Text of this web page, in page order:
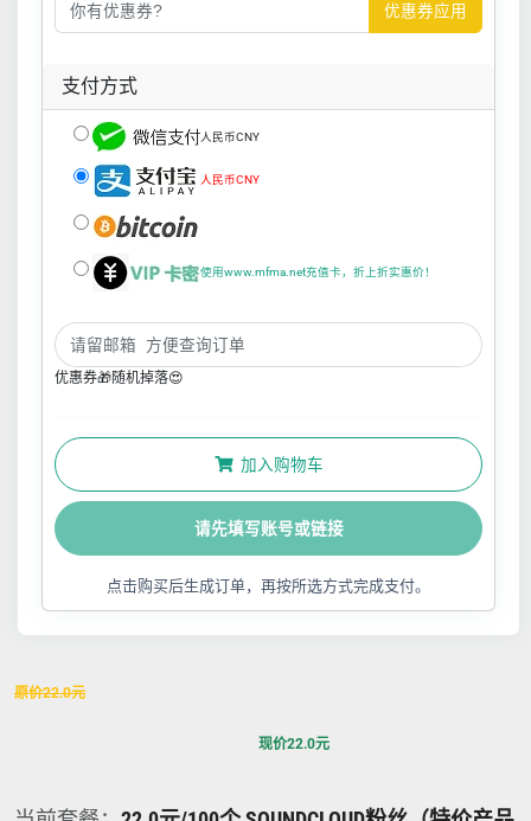
优惠券应用
支付方式
人民币CNY
人民币CNY
使用www.mfma.net充值卡，折上折实惠价！
优惠券🎁随机掉落😍
加入购物车
请先填写账号或链接
点击购买后生成订单，再按所选方式完成支付。
原价22.0元
现价22.0元